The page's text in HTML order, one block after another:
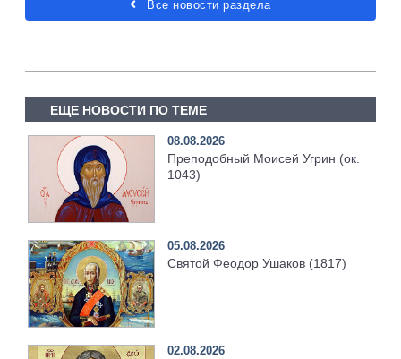
Все новости раздела
ЕЩЕ НОВОСТИ ПО ТЕМЕ
08.08.2026
Преподобный Моисей Угрин (ок.
1043)
05.08.2026
Святой Феодор Ушаков (1817)
02.08.2026